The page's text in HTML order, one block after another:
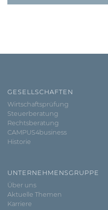
GESELLSCHAFTEN
Wirtschaftsprüfung
Steuerberatung
Rechtsberatung
CAMPUS4business
Historie
UNTERNEHMENSGRUPPE
Über uns
Aktuelle Themen
Karriere